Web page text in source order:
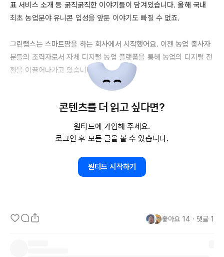
표 서비스 소개 등 굵직굵직한 이야기들이 담겨있습니다. 올해 국내
최초 농업분야 유니콘 입성을 앞둔 이야기도 빠질 수 없죠.
그린랩스는 스마트팜을 하는 회사에서 시작했어요. 이젠 농업 종사자
분들의 조력자로서 자체 디지털 농업 플랫폼을 통해 농업의 디지털 전
환을 이끌어나가고 있습니다.
아가서는 해외 진출까지🏃‍♂️🏃‍♀️! 그린랩스가 앞으로 해야 할 일은 무궁
무진하다고 할 수 있겠네요.
그린랩스는 열심히 나아가겠습니다.
올해의 그린랩스도 많은 관심 갖고 지켜봐주세요! 👏👏👏
콘텐츠를 더 읽고 싶다면?
원티드에 가입해 주세요.
로그인 후 모든 글을 볼 수 있습니다.
원티드 시작하기
좋아요 14・ 댓글 1